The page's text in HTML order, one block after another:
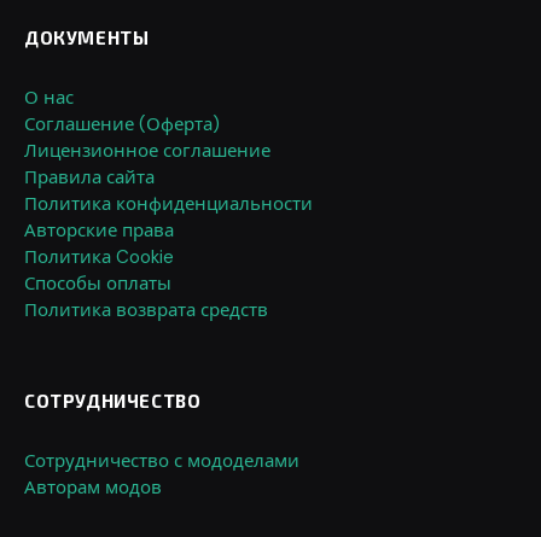
ДОКУМЕНТЫ
О нас
Соглашение (Оферта)
Лицензионное соглашение
Правила сайта
Политика конфиденциальности
Авторские права
Политика Cookie
Способы оплаты
Политика возврата средств
СОТРУДНИЧЕСТВО
Сотрудничество с мододелами
Авторам модов